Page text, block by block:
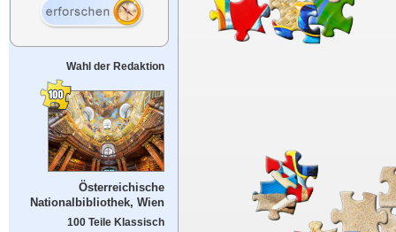
Wahl der Redaktion
Österreichische
Nationalbibliothek, Wien
100 Teile Klassisch